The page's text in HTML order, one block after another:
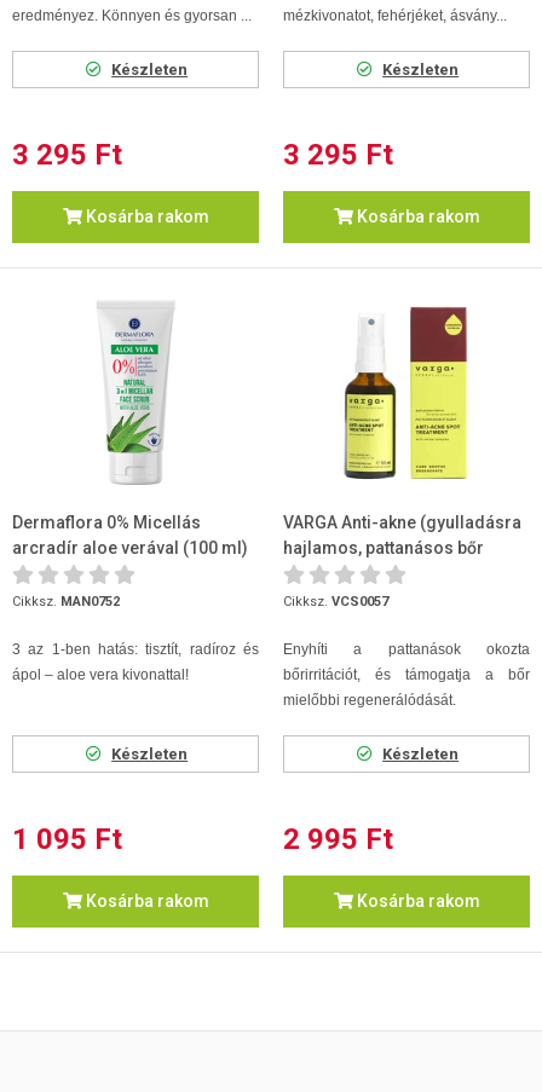
eredményez. Könnyen és gyorsan ...
Készleten
3 295 Ft
Kosárba rakom
mézkivonatot, fehérjéket, ásvány...
Készleten
3 295 Ft
Kosárba rakom
Dermaflora 0% Micellás
arcradír aloe verával (100 ml)
Cikksz. MAN0752
3 az 1-ben hatás: tisztít, radíroz és
ápol – aloe vera kivonattal!
Készleten
1 095 Ft
Kosárba rakom
VARGA Anti-akne (gyulladásra
hajlamos, pattanásos bőr
kezelésére) 50ml
Cikksz. VCS0057
Enyhíti a pattanások okozta
bőrirritációt, és támogatja a bőr
mielőbbi regenerálódását.
Készleten
2 995 Ft
Kosárba rakom